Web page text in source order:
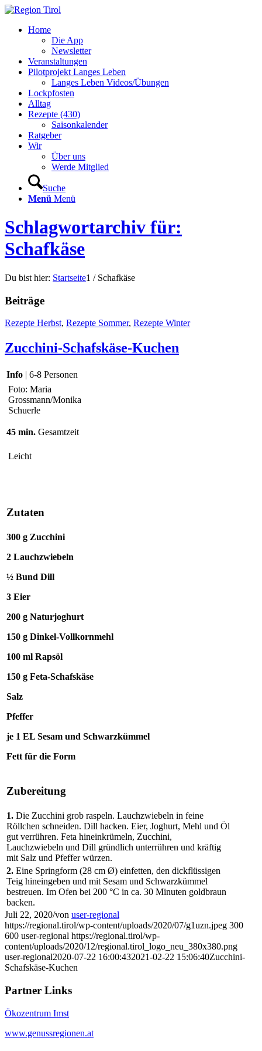
Home
Die App
Newsletter
Veranstaltungen
Pilotprojekt Langes Leben
Langes Leben Videos/Übungen
Lockpfosten
Alltag
Rezepte (430)
Saisonkalender
Ratgeber
Wir
Über uns
Werde Mitglied
Suche
Menü Menü
Schlagwortarchiv für:
Schafkäse
Du bist hier: Startseite1 / Schafkäse
Beiträge
Rezepte Herbst, Rezepte Sommer, Rezepte Winter
Zucchini-Schafskäse-Kuchen
Info | 6-8 Personen
Foto: Maria
Grossmann/Monika
Schuerle
45 min. Gesamtzeit
Leicht
Zutaten
300 g Zucchini
2 Lauchzwiebeln
½ Bund Dill
3 Eier
200 g Naturjoghurt
150 g Dinkel-Vollkornmehl
100 ml Rapsöl
150 g Feta-Schafskäse
Salz
Pfeffer
je 1 EL Sesam und Schwarzkümmel
Fett für die Form
Zubereitung
1. Die Zucchini grob raspeln. Lauchzwiebeln in feine
Röllchen schneiden. Dill hacken. Eier, Joghurt, Mehl und Öl
gut verrühren. Feta hineinkrümeln, Zucchini,
Lauchzwiebeln und Dill gründlich unterrühren und kräftig
mit Salz und Pfeffer würzen.
2. Eine Springform (28 cm Ø) einfetten, den dickflüssigen
Teig hineingeben und mit Sesam und Schwarzkümmel
bestreuen. Im Ofen bei 200 °C in ca. 30 Minuten goldbraun
backen.
Juli 22, 2020/von user-regional
https://regional.tirol/wp-content/uploads/2020/07/g1uzn.jpeg 300
600 user-regional https://regional.tirol/wp-
content/uploads/2020/12/regional.tirol_logo_neu_380x380.png
user-regional2020-07-22 16:00:432021-02-22 15:06:40Zucchini-
Schafskäse-Kuchen
Partner Links
Ökozentrum Imst
www.genussregionen.at